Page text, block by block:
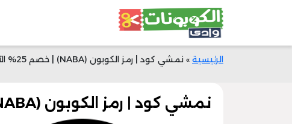
الرئيسية » نمشي كود | رمز الكوبون (NABA) | خصم 25% الآن | وادي الكوبونات
نمشي كود | رمز الكوبون (NABA) | خصم 25% الآن | وادي الكوبونات